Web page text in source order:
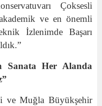
Çoksesli
ve en önemli
İzlenimde Başarı
Sanata Her Alanda
ve Muğla Büyükşehir